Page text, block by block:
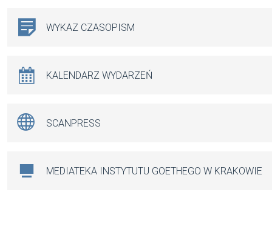
WYKAZ CZASOPISM
KALENDARZ WYDARZEŃ
SCANPRESS
MEDIATEKA INSTYTUTU GOETHEGO W KRAKOWIE